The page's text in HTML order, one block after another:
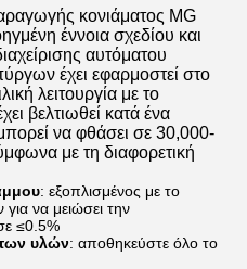
κονιάματος MG
έννοια σχεδίου και
αυτόματου
έχει εφαρμοστεί στο
λειτουργία με το
βελτιωθεί κατά ένα
να φθάσει σε 30,000-
με τη διαφορετική
: εξοπλισμένος με το
να μειώσει την
≤0.5%
υλών: αποθηκεύστε όλο το